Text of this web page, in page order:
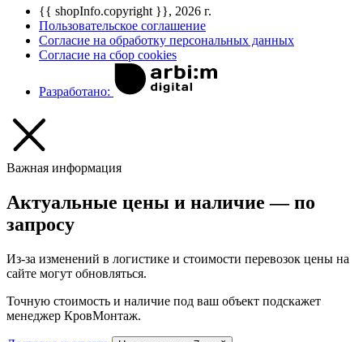
{{ shopInfo.copyright }}, 2026 г.
Пользовательское соглашение
Согласие на обработку персональных данных
Согласие на сбор cookies
Разработано:
Важная информация
Актуальные цены и наличие — по
запросу
Из-за изменений в логистике и стоимости перевозок цены на
сайте могут обновляться.
Точную стоимость и наличие под ваш объект подскажет
менеджер КровМонтаж.